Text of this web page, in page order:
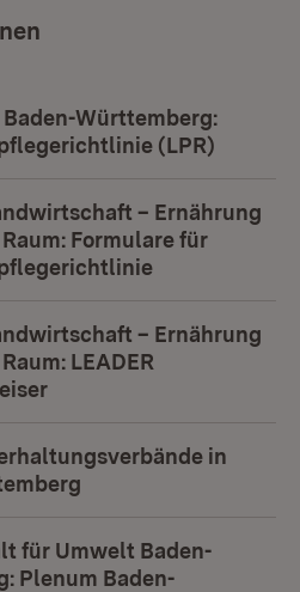
Württemberg:
(LPR)
– Ernährung
Formulare für
– Ernährung
LEADER
in
für Umwelt Baden-
Plenum Baden-